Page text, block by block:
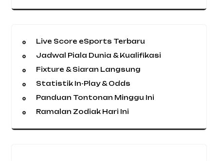
Live Score eSports Terbaru
Jadwal Piala Dunia & Kualifikasi
Fixture & Siaran Langsung
Statistik In-Play & Odds
Panduan Tontonan Minggu Ini
Ramalan Zodiak Hari Ini